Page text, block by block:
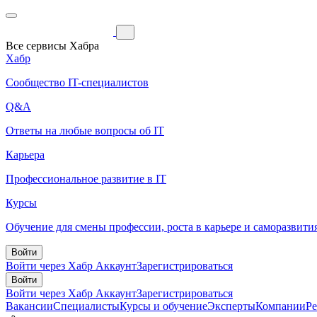
Все сервисы Хабра
Хабр
Сообщество IT-специалистов
Q&A
Ответы на любые вопросы об IT
Карьера
Профессиональное развитие в IT
Курсы
Обучение для смены профессии, роста в карьере и
Войти
Войти через Хабр АккаунтЗарегистрироваться
Войти
Войти через Хабр АккаунтЗарегистрироваться
ВакансииСпециалистыКурсы и обучениеЭкспертыКомпании